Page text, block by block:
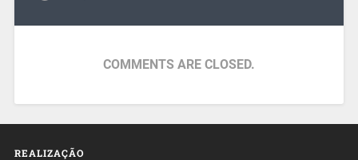
COMMENTS ARE CLOSED.
REALIZAÇÃO